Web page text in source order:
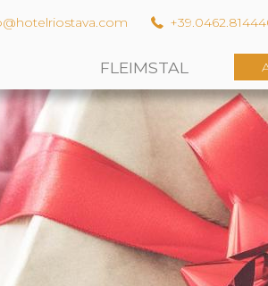
FLEIMSTAL